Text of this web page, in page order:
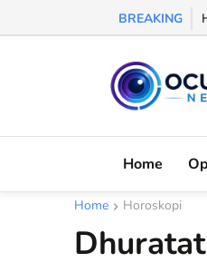
BREAKING
Home
Home Horoskopi